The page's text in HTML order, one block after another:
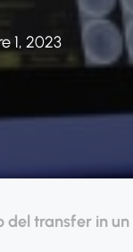
1, 2023
del transfer in